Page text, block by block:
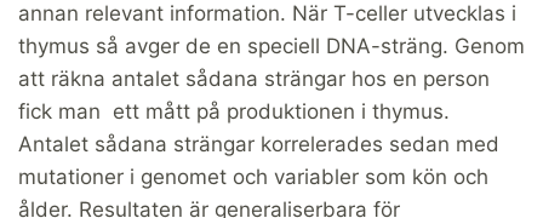
annan relevant information. När T-celler utvecklas i
thymus så avger de en speciell DNA-sträng. Genom
att räkna antalet sådana strängar hos en person
fick man ett mått på produktionen i thymus.
Antalet sådana strängar korrelerades sedan med
mutationer i genomet och variabler som kön och
ålder. Resultaten är generaliserbara för